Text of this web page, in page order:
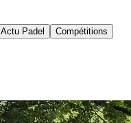
Actu Padel Compétitions